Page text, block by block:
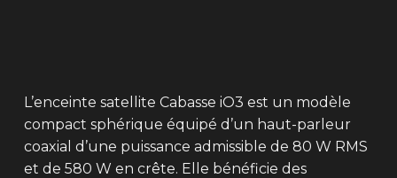
L’enceinte satellite Cabasse iO3 est un modèle
compact sphérique équipé d’un haut-parleur
coaxial d’une puissance admissible de 80 W RMS
et de 580 W en crête. Elle bénéficie des